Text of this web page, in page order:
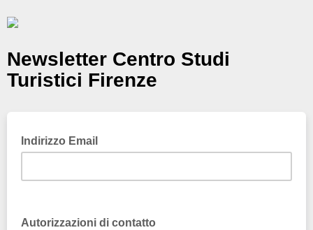
Newsletter Centro Studi
Turistici Firenze
Indirizzo Email
Autorizzazioni di contatto